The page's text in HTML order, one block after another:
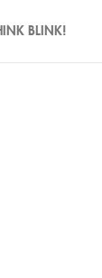
BLINK!